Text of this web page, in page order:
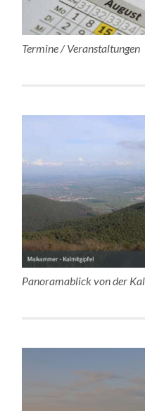
Termine / Veranstaltungen
Panoramablick von der